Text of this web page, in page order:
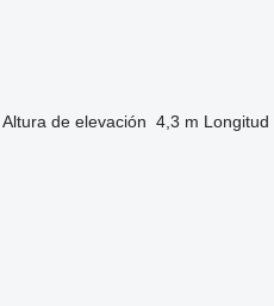
Altura de elevación 4,3 m Longitud